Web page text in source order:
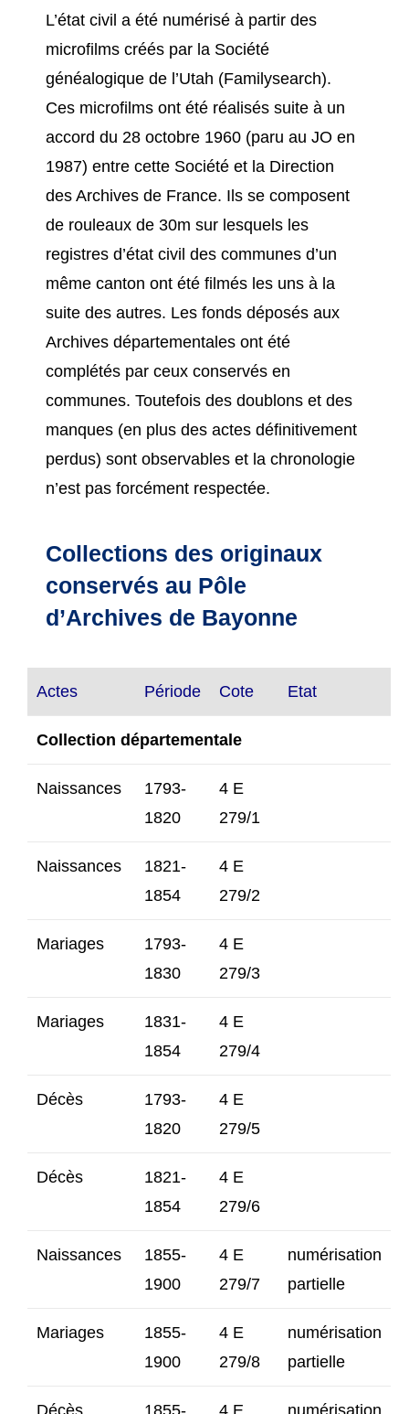
L’état civil a été numérisé à partir des
microfilms créés par la Société
généalogique de l’Utah (Familysearch).
Ces microfilms ont été réalisés suite à un
accord du 28 octobre 1960 (paru au JO en
1987) entre cette Société et la Direction
des Archives de France. Ils se composent
de rouleaux de 30m sur lesquels les
registres d’état civil des communes d’un
même canton ont été filmés les uns à la
suite des autres. Les fonds déposés aux
Archives départementales ont été
complétés par ceux conservés en
communes. Toutefois des doublons et des
manques (en plus des actes définitivement
perdus) sont observables et la chronologie
n’est pas forcément respectée.
Collections des originaux
conservés au Pôle
d’Archives de Bayonne
Actes Période Cote Etat
Collection départementale
Naissances
1793-
1820
4 E
279/1
Naissances
1821-
1854
4 E
279/2
Mariages
1793-
1830
4 E
279/3
Mariages
1831-
1854
4 E
279/4
Décès
1793-
1820
4 E
279/5
Décès
1821-
1854
4 E
279/6
Naissances
1855-
1900
4 E
279/7
numérisation
partielle
Mariages
1855-
1900
4 E
279/8
numérisation
partielle
Décès
1855-
4 E
numérisation